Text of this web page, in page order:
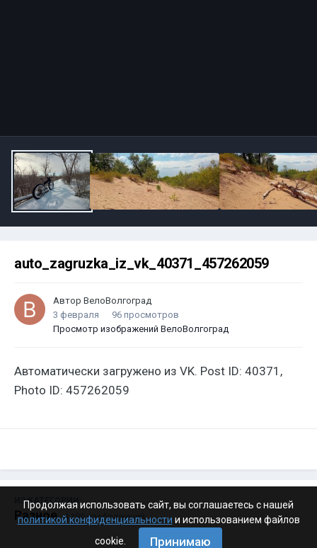
auto_zagruzka_iz_vk_40371_457262059
Автор ВелоВолгоград
3 февраля
96 просмотров
Просмотр изображений ВелоВолгоград
Автоматически загружено из VK. Post ID: 40371,
Photo ID: 457262059
ИЗ КАТЕГОРИИ:
Разное · 4 199 изображений
Продолжая использовать сайт, вы соглашаетесь с нашей
политикой конфиденциальности и использованием файлов
cookie.
Принимаю